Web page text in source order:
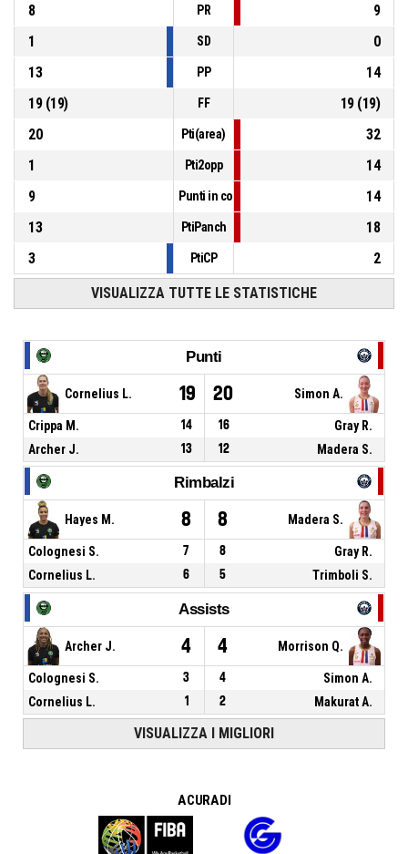
8
PR
9
1
SD
0
13
PP
14
19(19) FF 19(19)
20
Pti(area)
32
1
Pti2opp
14
9
Punti in contropiede
14
13
PtiPanch
18
3
PtiCP 2
VISUALIZZA TUTTE LE STATISTICHE
Punti
Cornelius L. 19 20 Simon A.
Crippa M. 14 16
Gray R.
Archer J.
13 12 Madera S.
Rimbalzi
Hayes M. 8 8 Madera S.
Colognesi S. 7 8
Gray R.
Cornelius L.
6 5 Trimboli S.
Assists
Archer J. 4 4 Morrison Q.
Colognesi S. 3 4
Simon A.
Cornelius L.
1 2 Makurat A.
VISUALIZZA I MIGLIORI
A CURA DI